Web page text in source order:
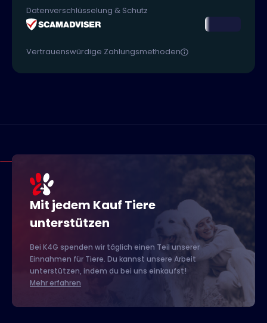
Datenverschlüsselung & Schutz
Vertrauenswürdige Zahlungsmethoden
Mit jedem Kauf Tiere
unterstützen
Bei K4G spenden wir täglich einen Teil unserer
Einnahmen für Tiere. Du kannst unsere Arbeit
unterstützen, indem du bei uns einkaufst!
Mehr erfahren